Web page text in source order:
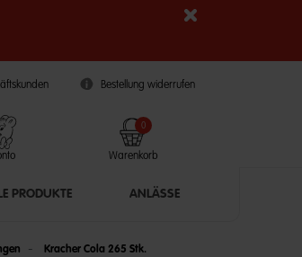
Bestellung widerrufen
Warenkorb
0
PRODUKTE ANLÄSSE
Kracher Cola 265 Stk.